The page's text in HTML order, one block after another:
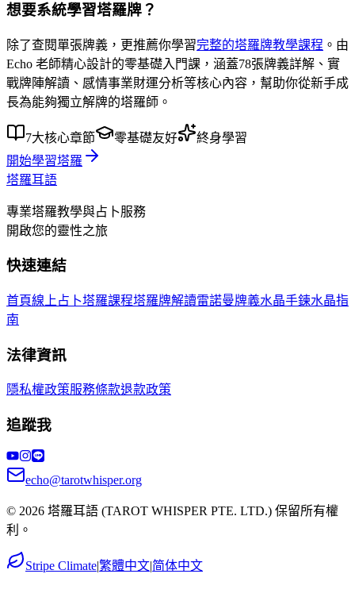
想要系統學習塔羅牌？
除了查閱單張牌義，更推薦你學習完整的塔羅牌教學課程 。由
Echo 老師精心設計的零基礎入門課，涵蓋78張牌義詳解 、 實
戰牌陣解讀 、 感情事業財運分析等核心內容，幫助你從新手成
長為能夠獨立解牌的塔羅師。
7大核心章節 零基礎友好
終身學習
開始學習塔羅
塔羅耳語
專業塔羅教學與占卜服務
開啟您的靈性之旅
快速連結
首頁線上占卜塔羅課程塔羅牌解讀雷諾曼牌義水晶手鍊水晶指
南
法律資訊
隱私權政策服務條款退款政策
追蹤我
echo@tarotwhisper.org
© 2026 塔羅耳語 (TAROT WHISPER PTE. LTD.) 保留所有權
利。
Stripe Climate|繁體中文|简体中文